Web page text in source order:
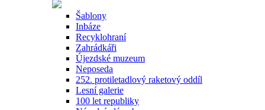
Šablony
Inbáze
Recyklohraní
Zahrádkáři
Újezdské muzeum
Neposeda
252. protiletadlový raketový oddíl
Lesní galerie
100 let republiky